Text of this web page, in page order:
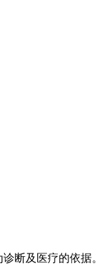
断及医疗的依据